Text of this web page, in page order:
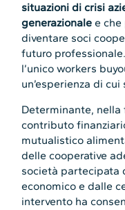
situazioni di crisi
generazionale e che
diventare soci
futuro
l’unico workers
un’esperienza di
Determinante, nella
contributo
mutualistico
delle cooperative
società partecipata
economico e dalle
intervento ha